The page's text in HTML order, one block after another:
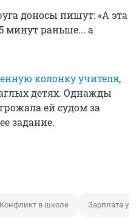
доносы пишут: «А эта
минут раньше... а
колонку учителя,
детях. Однажды
ей судом за
задание.
Конфликт в школе Зарплата